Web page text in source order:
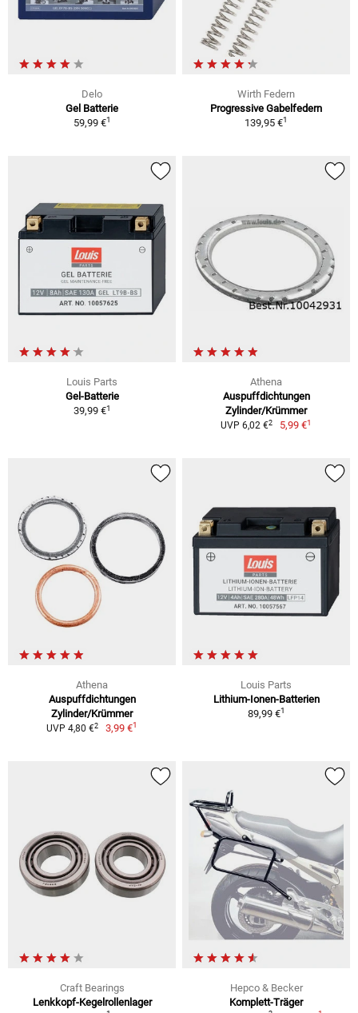
Delo
Gel Batterie
59,99 €1
Wirth Federn
Progressive Gabelfedern
139,95 €1
Louis Parts
Gel-Batterie
39,99 €1
Athena
Auspuffdichtungen
Zylinder/Krümmer
UVP 6,02 €2 5,99 €1
Athena
Auspuffdichtungen
Zylinder/Krümmer
UVP 4,80 €2 3,99 €1
Louis Parts
Lithium-Ionen-Batterien
89,99 €1
Craft Bearings
Lenkkopf-Kegelrollenlager
Hepco & Becker
Komplett-Träger